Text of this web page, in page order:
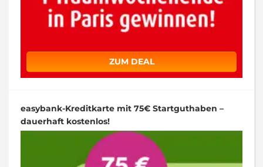
ZUM DEAL
easybank-Kreditkarte mit 75€ Startguthaben –
dauerhaft kostenlos!